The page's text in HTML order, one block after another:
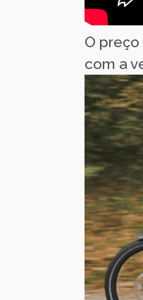
O
com a